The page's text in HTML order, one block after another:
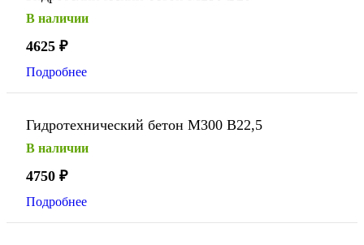
В наличии
4625 ₽
Подробнее
Гидротехнический бетон М300 В22,5
В наличии
4750 ₽
Подробнее